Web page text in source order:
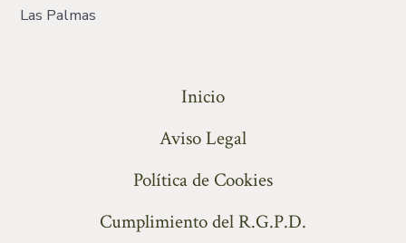
Las Palmas
Inicio
Aviso Legal
Política de Cookies
Cumplimiento del R.G.P.D.